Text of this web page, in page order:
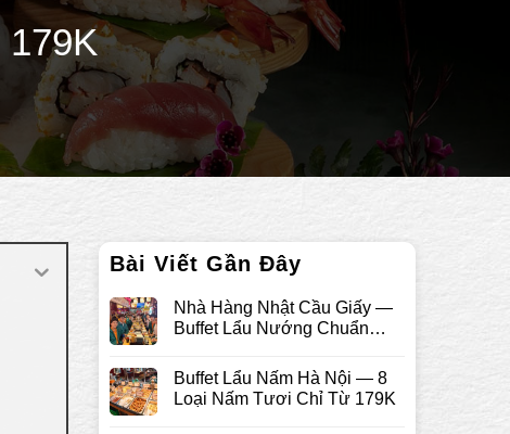
Bài Viết Gần Đây
Nhà Hàng Nhật Cầu Giấy —
Buffet Lẩu Nướng Chuẩn
Buffet Lẩu Nấm Hà Nội — 8
Loại Nấm Tươi Chỉ Từ 179K